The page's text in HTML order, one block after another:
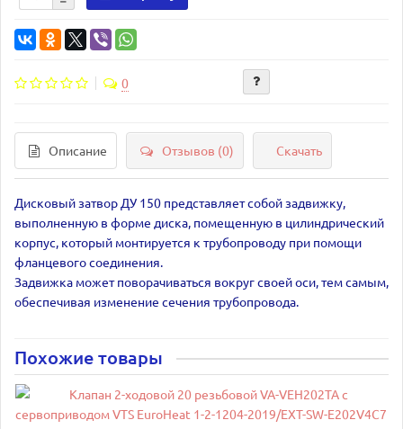
0
Описание Отзывов (0) Скачать
Дисковый затвор ДУ 150 представляет собой задвижку,
выполненную в форме диска, помещенную в цилиндрический
корпус, который монтируется к трубопроводу при помощи
фланцевого соединения.
Задвижка может поворачиваться вокруг своей оси, тем самым,
обеспечивая изменение сечения трубопровода.
Похожие товары